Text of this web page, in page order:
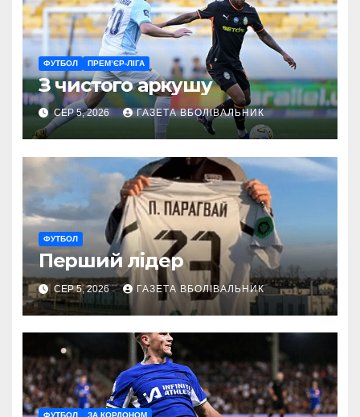
ФУТБОЛ ПРЕМ’ЄР-ЛІГА
З чистого аркушу
СЕР 5, 2026 ГАЗЕТА ВБОЛІВАЛЬНИК
ФУТБОЛ
Перший лідер
СЕР 5, 2026 ГАЗЕТА ВБОЛІВАЛЬНИК
ФУТБОЛ ЗА КОРДОНОМ